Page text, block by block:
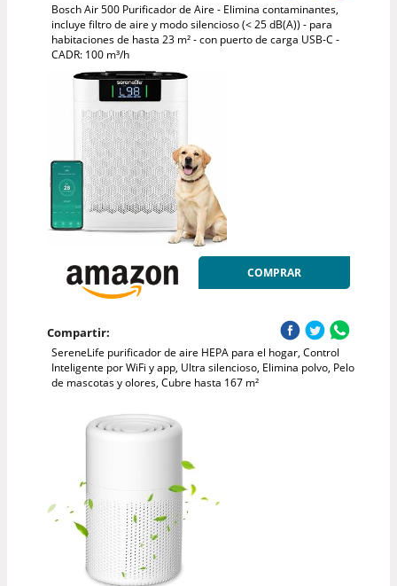
Bosch Air 500 Purificador de Aire - Elimina contaminantes,
incluye filtro de aire y modo silencioso (< 25 dB(A)) - para
habitaciones de hasta 23 m² - con puerto de carga USB-C -
CADR: 100 m³/h
COMPRAR
Compartir:
SereneLife purificador de aire HEPA para el hogar, Control
Inteligente por WiFi y app, Ultra silencioso, Elimina polvo, Pelo
de mascotas y olores, Cubre hasta 167 m²